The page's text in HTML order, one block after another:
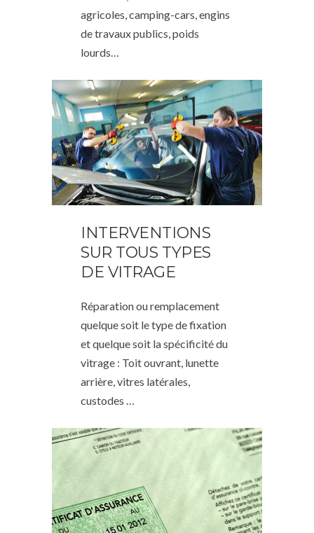
agricoles, camping-cars, engins
de travaux publics, poids
lourds…
INTERVENTIONS
SUR TOUS TYPES
DE VITRAGE
Réparation ou remplacement
quelque soit le type de fixation
et quelque soit la spécificité du
vitrage : Toit ouvrant, lunette
arrière, vitres latérales,
custodes …